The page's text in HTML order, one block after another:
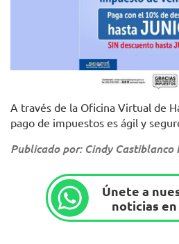
A través de la Oficina Virtual de
pago de impuestos es ágil y
Publicado por: Cindy Castiblanco
Únete a
noticias